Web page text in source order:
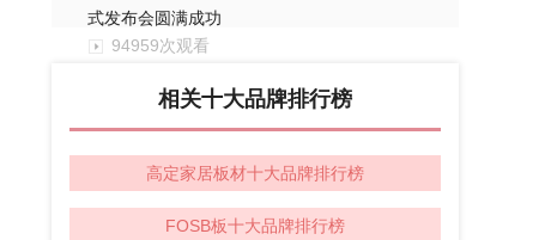
式发布会圆满成功
94959次观看
相关十大品牌排行榜
高定家居板材十大品牌排行榜
FOSB板十大品牌排行榜